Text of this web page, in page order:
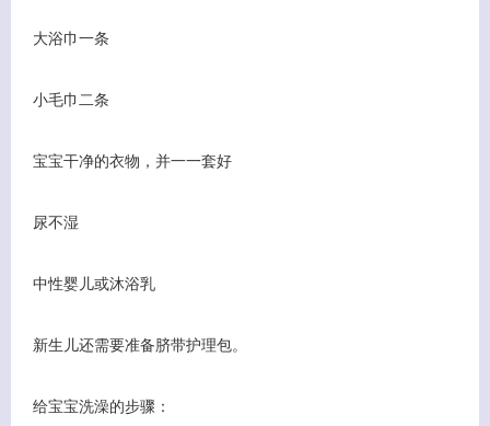
大浴巾一条
小毛巾二条
宝宝干净的衣物，并一一套好
尿不湿
中性婴儿或沐浴乳
新生儿还需要准备脐带护理包。
给宝宝洗澡的步骤：